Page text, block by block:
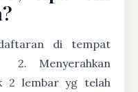
di tempat
2. Menyerahkan
2 lembar yg telah